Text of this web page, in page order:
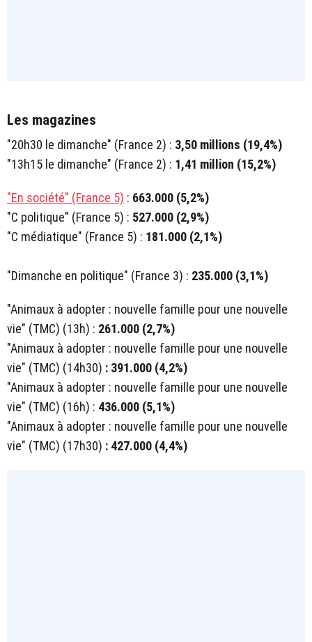
Les magazines
"20h30 le dimanche" (France 2) : 3,50 millions (19,4%)
"13h15 le dimanche" (France 2) : 1,41 million (15,2%)
"En société" (France 5) : 663.000 (5,2%)
"C politique" (France 5) : 527.000 (2,9%)
"C médiatique" (France 5) : 181.000 (2,1%)
"Dimanche en politique" (France 3) : 235.000 (3,1%)
"Animaux à adopter : nouvelle famille pour une nouvelle
vie" (TMC) (13h) : 261.000 (2,7%)
"Animaux à adopter : nouvelle famille pour une nouvelle
vie" (TMC) (14h30) : 391.000 (4,2%)
"Animaux à adopter : nouvelle famille pour une nouvelle
vie" (TMC) (16h) : 436.000 (5,1%)
"Animaux à adopter : nouvelle famille pour une nouvelle
vie" (TMC) (17h30) : 427.000 (4,4%)